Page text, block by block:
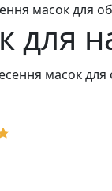
масок для
для